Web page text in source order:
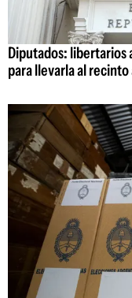
Diputados: libertarios
para llevarla al